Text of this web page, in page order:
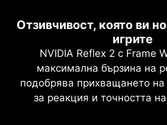
Отзивчивост, която ви
игрите
NVIDIA Reflex 2 с Frame
максимална бързина на
подобрява прихващането
за реакция и точността